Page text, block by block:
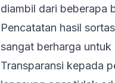
diambil dari beberapa
Pencatatan hasil
sangat berharga
Transparansi kepada